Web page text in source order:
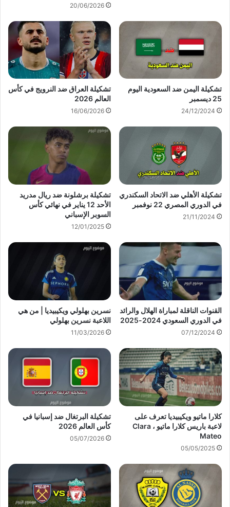
20/06/2026
تشكيلة اليمن ضد السعودية اليوم
25 ديسمبر
24/12/2024
تشكيلة العراق ضد النرويج في كأس
العالم 2026
16/06/2026
تشكيلة الأهلي ضد الاتحاد السكندري
في الدوري المصري 22 نوفمبر
21/11/2024
تشكيلة برشلونة ضد ريال مدريد
الأحد 12 يناير في نهائي كأس
السوبر الإسباني
12/01/2025
القنوات الناقلة لمباراة الهلال والرائد
في الدوري السعودي 2024-2025
07/12/2024
نسرين بهلولي ويكيبيديا | من هي
اللاعبة نسرين بهلولي
11/03/2026
كلارا ماتيو ويكيبيديا تعرف على
لاعبة باريس كلارا ماتيو ، Clara
Mateo
05/05/2025
تشكيلة البرتغال ضد إسبانيا في
كأس العالم 2026
05/07/2026